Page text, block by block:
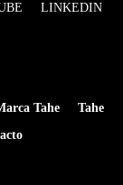
LINKEDIN
Tahe
Tahe